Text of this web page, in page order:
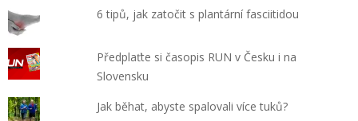
6 tipů, jak zatočit s plantární fasciitidou
Předplaťte si časopis RUN v Česku i na
Slovensku
Jak běhat, abyste spalovali více tuků?